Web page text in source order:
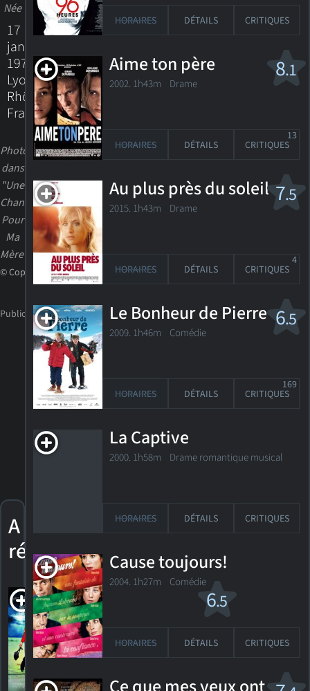
Née
17
janvier
1971
Lyon,
Rhône,
France
Photo
dans
"Une
Chanson
Pour
Ma
Mère"
© Copyright
A
réalisé
6.5
La Vie d'une
autre
2012. 1h37m Comédie romantique
HORAIRES
HORAIRES DÉTAILS CRITIQUES
8.1
Aime ton père
2002. 1h43m Drame
HORAIRES DÉTAILS CRITIQUES
13
7.5
Au plus près du soleil
2015. 1h43m Drame
HORAIRES DÉTAILS CRITIQUES
4
6.5
Le Bonheur de Pierre
2009. 1h46m Comédie
HORAIRES DÉTAILS CRITIQUES
169
La Captive
2000. 1h58m Drame romantique musical
HORAIRES DÉTAILS CRITIQUES
Cause toujours!
2004. 1h27m Comédie
HORAIRES DÉTAILS CRITIQUES